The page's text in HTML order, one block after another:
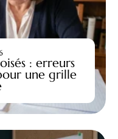
: erreurs
une grille